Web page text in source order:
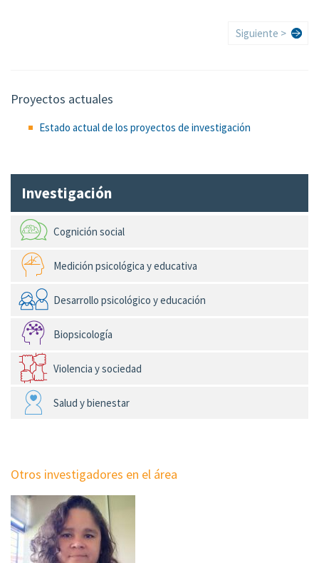
Siguiente
Siguiente >
Proyectos actuales
Estado actual de los proyectos de investigación
Investigación
Cognición social
Medición psicológica y educativa
Desarrollo psicológico y educación
Biopsicología
Violencia y sociedad
Salud y bienestar
Otros investigadores en el área